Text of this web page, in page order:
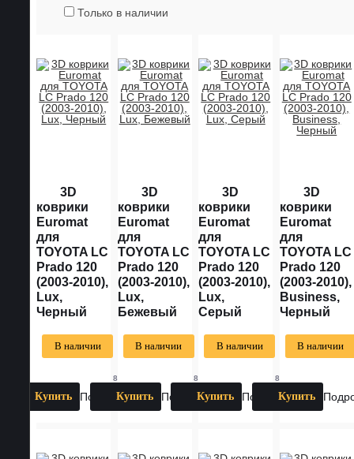
Только в наличии
3D
коврики
Euromat
для
TOYOTA LС
Prado 120
(2003-2010),
Lux,
Черный
В наличии
8
Купить Подробнее
3D
коврики
Euromat
для
TOYOTA LС
Prado 120
(2003-2010),
Lux,
Бежевый
В наличии
8
Купить Подробнее
3D
коврики
Euromat
для
TOYOTA LС
Prado 120
(2003-2010),
Lux,
Серый
В наличии
8
Купить Подробнее
3D
коврики
Euromat
для
TOYOTA LС
Prado 120
(2003-2010),
Business,
Черный
В наличии
Купить